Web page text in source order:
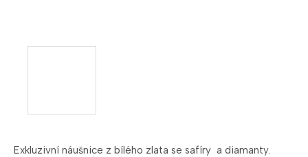
Exkluzivní náušnice z bílého zlata se safíry a diamanty.